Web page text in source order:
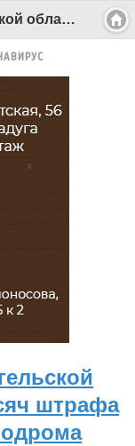
Пожилой житель Архангельской области получил 20 тысяч штрафа за «минирование» космодрома - Беломорканал Северодвинск tv29.ru
штрафа